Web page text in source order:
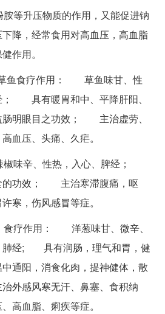
等升压物质的作用，又能促进钠
降，经常食用对高血压，高血脂
作用。
食疗作用： 草鱼味甘、性
； 具有暖胃和中、平降肝阳、
肠明眼目之功效； 主治虚劳、
血压、头痛、久疟。
椒味辛、性热，入心、脾经；
的功效； 主治寒滞腹痛，呕
寒，伤风感冒等症。
疗作用： 洋葱味甘、微辛、
肺经; 具有润肠，理气和胃，健
通阳，消食化肉，提神健体，散
感风寒无汗、鼻塞、食积纳
高血脂、痢疾等症。